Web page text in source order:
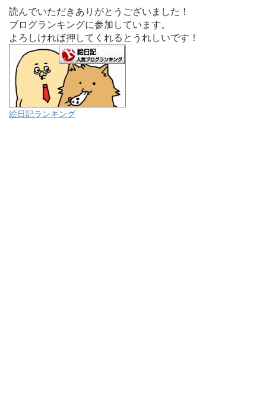
読んでいただきありがとうございました！
ブログランキングに参加しています。
よろしければ押してくれるとうれしいです！
絵日記ランキング